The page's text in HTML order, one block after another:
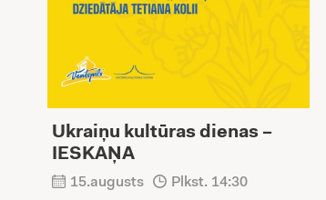
Ukraiņu kultūras dienas –
IESKAŅA
15.augusts Plkst. 14:30